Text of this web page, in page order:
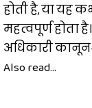
होती है, या यह
महत्वपूर्ण होता
अधिकारी
Also read...